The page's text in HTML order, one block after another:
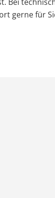
gerne für